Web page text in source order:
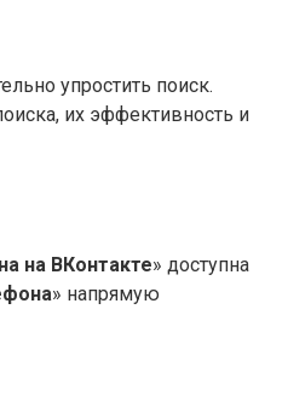
упростить поиск.
их эффективность и
на ВКонтакте» доступна
» напрямую